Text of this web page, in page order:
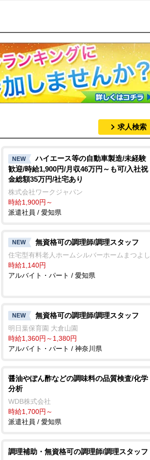
求人検索
NEW
ハイエース等の自動車製造/未経験
歓迎/時給1,900円/月収46万円～も可/入社祝
金総額35万円/社宅あり
株式会社ワークジャパン
時給1,900円～
派遣社員 / 愛知県
NEW 無資格可の調理師/調理スタッフ
住宅型有料老人ホームシルバーホームまつよし
時給1,140円
アルバイト・パート / 愛知県
NEW 無資格可の調理師/調理スタッフ
明日葉保育園 大倉山園
時給1,360円～1,380円
アルバイト・パート / 神奈川県
醤油やぽん酢などの調味料の品質検査/化学
分析
WDB株式会社
時給1,700円～
派遣社員 / 愛知県
調理補助・無資格可の調理師/調理スタッフ